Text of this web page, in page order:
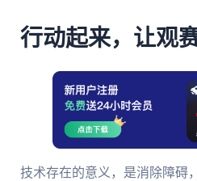
行动起来，让观
技术存在的意义，是消除障碍